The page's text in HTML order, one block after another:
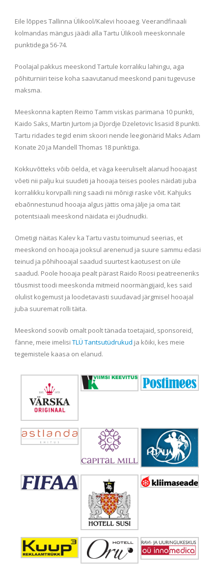
Eile lõppes Tallinna Ülikool/Kalevi hooaeg. Veerandfinaali
kolmandas mängus jäädi alla Tartu Ülikooli meeskonnale
punktidega 56-74.
Poolajal pakkus meeskond Tartule korraliku lahingu, aga
põhiturniiri teise koha saavutanud meeskond pani tugevuse
maksma.
Meeskonna kapten Reimo Tamm viskas parimana 10 punkti,
Kaido Saks, Martin Jurtom ja Djordje Dzeletovic lisasid 8 punkti.
Tartu ridades tegid enim skoori nende leegionärid Maks Adam
Konate 20 ja Mandell Thomas 18 punktiga.
Kokkuvõtteks võib öelda, et väga keeruliselt alanud hooajast
võeti nii palju kui suudeti ja hooaja teises pooles näidati juba
korralikku korvpalli ning saadi nii mõnigi raske võit. Kahjuks
ebaõnnestunud hooaja algus jättis oma jälje ja oma täit
potentsiaali meeskond näidata ei jõudnudki.
Ometigi näitas Kalev ka Tartu vastu toimunud seerias, et
meeskond on hooaja jooksul arenenud ja suure sammu edasi
teinud ja põhihooajal saadud suurtest kaotusest on üle
saadud. Poole hooaja pealt pärast Raido Roosi peatreeneriks
tõusmist toodi meeskonda mitmeid noormängijaid, kes said
olulist kogemust ja loodetavasti suudavad järgmisel hooajal
juba suuremat rolli täita.
Meeskond soovib omalt poolt tänada toetajaid, sponsoreid,
fänne, meie imelisi TLÜ Tantsutüdrukud ja kõiki, kes meie
tegemistele kaasa on elanud.